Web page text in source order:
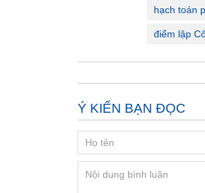
hạch toán
điểm lập
Ý KIẾN BẠN ĐỌC